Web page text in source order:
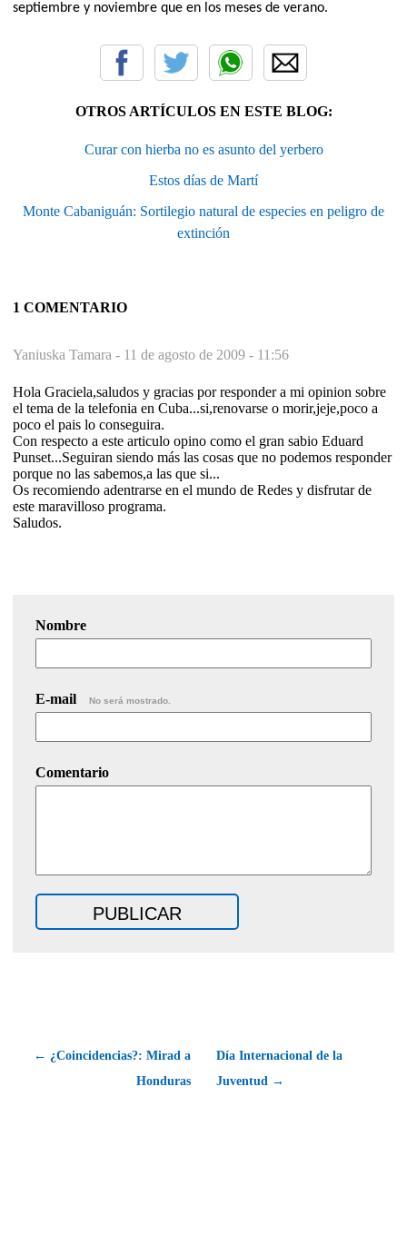
septiembre y noviembre que en los meses de verano.
OTROS ARTÍCULOS EN ESTE BLOG:
Curar con hierba no es asunto del yerbero
Estos días de Martí
Monte Cabaniguán: Sortilegio natural de especies en peligro de
extinción
1 COMENTARIO
Yaniuska Tamara - 11 de agosto de 2009 - 11:56
Hola Graciela,saludos y gracias por responder a mi opinion sobre
el tema de la telefonia en Cuba...si,renovarse o morir,jeje,poco a
poco el pais lo conseguira.
Con respecto a este articulo opino como el gran sabio Eduard
Punset...Seguiran siendo más las cosas que no podemos responder
porque no las sabemos,a las que si...
Os recomiendo adentrarse en el mundo de Redes y disfrutar de
este maravilloso programa.
Saludos.
Nombre
E-mail No será mostrado.
Comentario
← ¿Coincidencias?: Mirad a
Honduras
Día Internacional de la
Juventud →